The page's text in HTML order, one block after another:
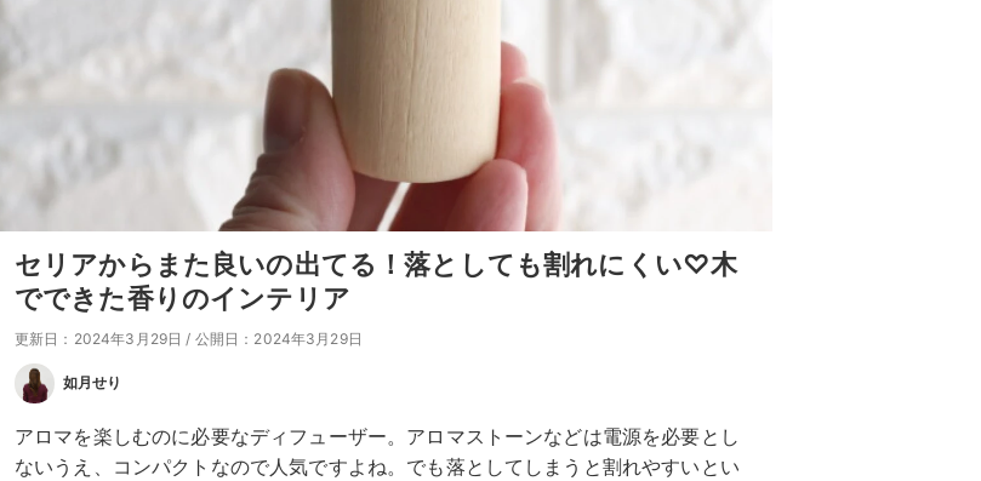
セリアからまた良いの出てる！落としても割れにくい♡木
でできた香りのインテリア
更新日：2024年3月29日 / 公開日：2024年3月29日
如月せり
アロマを楽しむのに必要なディフューザー。アロマストーンなどは電源を必要とし
ないうえ、コンパクトなので人気ですよね。でも落としてしまうと割れやすいとい